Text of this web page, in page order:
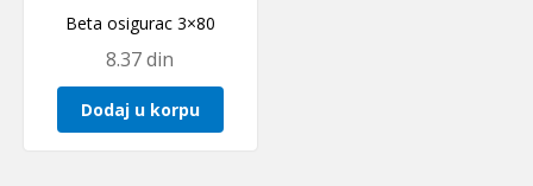
Beta osigurac 3×80
8.37din
Dodaj u korpu